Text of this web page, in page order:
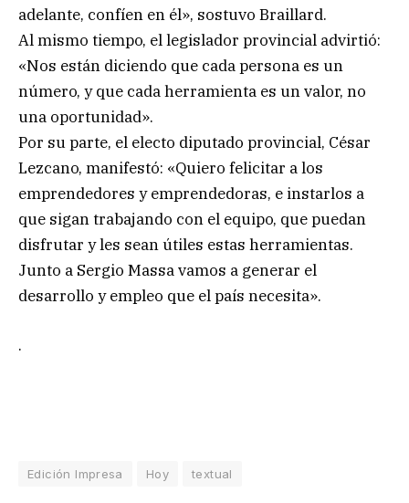
adelante, confíen en él», sostuvo Braillard.
Al mismo tiempo, el legislador provincial advirtió:
«Nos están diciendo que cada persona es un
número, y que cada herramienta es un valor, no
una oportunidad».
Por su parte, el electo diputado provincial, César
Lezcano, manifestó: «Quiero felicitar a los
emprendedores y emprendedoras, e instarlos a
que sigan trabajando con el equipo, que puedan
disfrutar y les sean útiles estas herramientas.
Junto a Sergio Massa vamos a generar el
desarrollo y empleo que el país necesita».
.
Edición Impresa Hoy textual